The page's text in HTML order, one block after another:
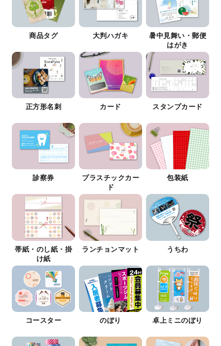
商品タグ 大判ハガキ
暑中見舞い・郵便
はがき
正方形名刺 カード スタンプカード
診察券
プラスチックカー
ド
包装紙
帯紙・のし紙・掛
け紙
ランチョンマット うちわ
コースター のぼり 卓上ミニのぼり